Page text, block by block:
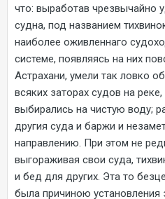
что: выработав чрезвычайно
судна, под названием
наиболее оживленнаго
системе, появляясь на них
Астрахани, умели так ловко
всяких заторах судов на
выбирались на чистую воду;
другия суда и баржи и
направлению. При этом не
выгораживая свои суда,
и бед для других. Эта то
была причиною установления